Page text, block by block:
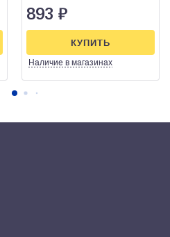
893 ₽
Наличие в магазинах
КУПИТЬ